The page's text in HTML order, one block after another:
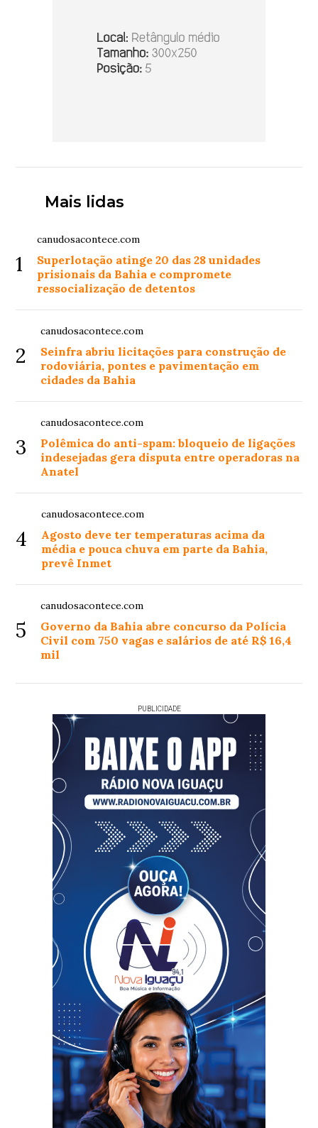
Mais lidas
1
canudosacontece.com
Superlotação atinge 20 das 28 unidades
prisionais da Bahia e compromete
ressocialização de detentos
2
canudosacontece.com
Seinfra abriu licitações para construção de
rodoviária, pontes e pavimentação em
cidades da Bahia
3
canudosacontece.com
Polêmica do anti-spam: bloqueio de ligações
indesejadas gera disputa entre operadoras na
Anatel
4
canudosacontece.com
Agosto deve ter temperaturas acima da
média e pouca chuva em parte da Bahia,
prevê Inmet
5
canudosacontece.com
Governo da Bahia abre concurso da Polícia
Civil com 750 vagas e salários de até R$ 16,4
mil
PUBLICIDADE